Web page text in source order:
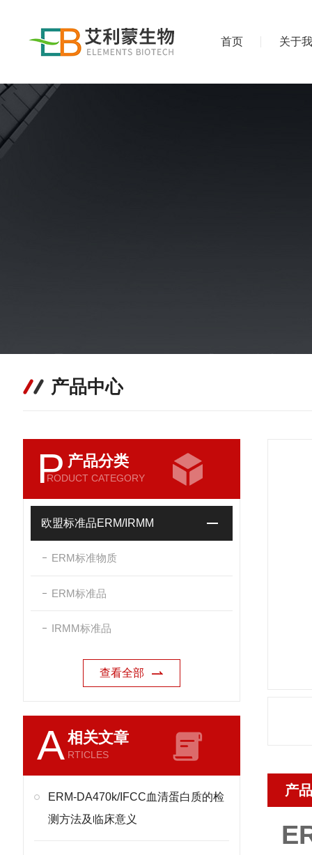
首页 关于
产品中心
P 产品分类
RODUCT CATEGORY
欧盟标准品ERM/IRMM
ERM标准物质
ERM标准品
IRMM标准品
查看全部
A相关文章
RTICLES
ERM-DA470k/IFCC血清蛋白质的检
测方法及临床意义
产